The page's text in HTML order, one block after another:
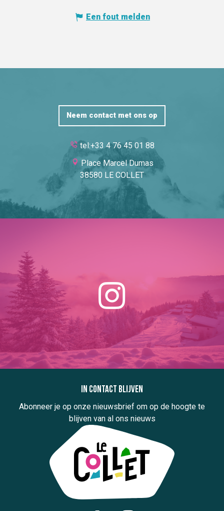
Een fout melden
Neem contact met ons op
tel:+33 4 76 45 01 88
Place Marcel Dumas
38580 LE COLLET
In contact blijven
Abonneer je op onze nieuwsbrief om op de hoogte te
blijven van al ons nieuws